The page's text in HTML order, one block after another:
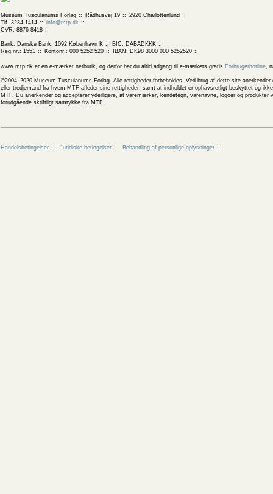
Museum Tusculanums Forlag Rådhusvej 19
2920 Charlottenlund
Tlf. 3234 1414
info@mtp.dk
CVR: 8876 8418
Bank: Danske Bank, 1092 København K
BIC: DABADKKK
Reg.nr.: 1551
Kontonr.: 000 5252 520 IBAN: DK98 3000 000 5252520
www.mtp.dk er en e-mærket netbutik, og derfor har du altid adgang til e-mærkets gratis Forbrugerhotline,
©2004–2020 Museum Tusculanums Forlag. Alle rettigheder forbeholdes. Ved brug af dette site
eller tredjemand fra hvem MTF afleder sine rettigheder, samt at indholdet er ophavsretligt beskyttet og
MTF. Du anerkender og accepterer yderligere, at varemærker, kendetegn, varenavne, logoer og
forudgående skriftligt samtykke fra MTF.
Handelsbetingelser Juridiske betingelser Behandling af personlige oplysninger